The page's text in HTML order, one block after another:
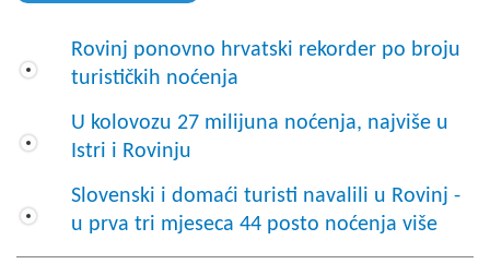
Rovinj ponovno hrvatski rekorder po broju
turističkih noćenja
U kolovozu 27 milijuna noćenja, najviše u
Istri i Rovinju
Slovenski i domaći turisti navalili u Rovinj -
u prva tri mjeseca 44 posto noćenja više